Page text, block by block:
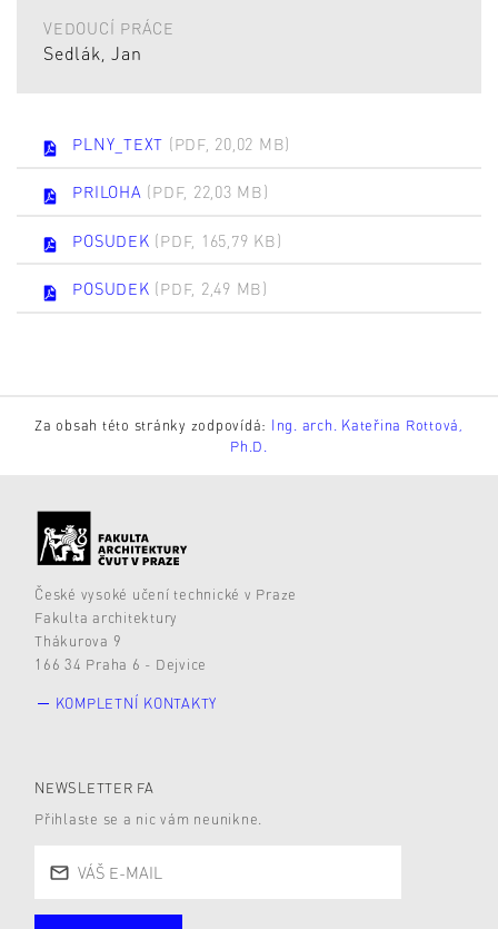
VEDOUCÍ PRÁCE
Sedlák, Jan
PLNY_TEXT (PDF, 20,02 MB)
PRILOHA (PDF, 22,03 MB)
POSUDEK (PDF, 165,79 KB)
POSUDEK (PDF, 2,49 MB)
Za obsah této stránky zodpovídá: Ing. arch. Kateřina Rottová,
Ph.D.
České vysoké učení technické v Praze
Fakulta architektury
Thákurova 9
166 34 Praha 6 - Dejvice
KOMPLETNÍ KONTAKTY
NEWSLETTER FA
Přihlaste se a nic vám neunikne.